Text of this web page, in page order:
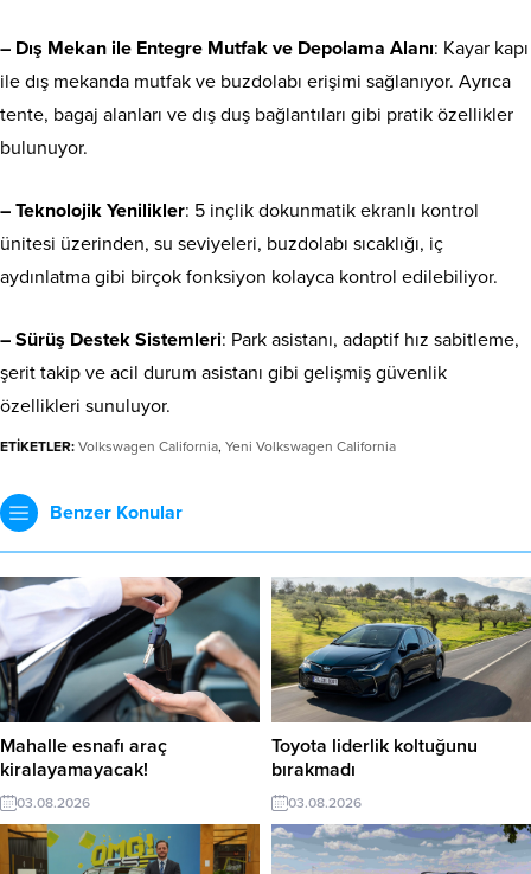
– Dış Mekan ile Entegre Mutfak ve Depolama Alanı: Kayar kapı
ile dış mekanda mutfak ve buzdolabı erişimi sağlanıyor. Ayrıca
tente, bagaj alanları ve dış duş bağlantıları gibi pratik özellikler
bulunuyor.
– Teknolojik Yenilikler: 5 inçlik dokunmatik ekranlı kontrol
ünitesi üzerinden, su seviyeleri, buzdolabı sıcaklığı, iç
aydınlatma gibi birçok fonksiyon kolayca kontrol edilebiliyor.
– Sürüş Destek Sistemleri: Park asistanı, adaptif hız sabitleme,
şerit takip ve acil durum asistanı gibi gelişmiş güvenlik
özellikleri sunuluyor.
ETİKETLER: Volkswagen California, Yeni Volkswagen California
Benzer Konular
Mahalle esnafı araç
kiralayamayacak!
03.08.2026
Toyota liderlik koltuğunu
bırakmadı
03.08.2026